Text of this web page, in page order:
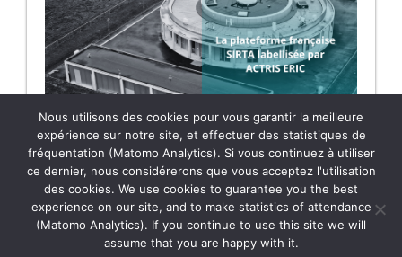
LA PLATEFORME FRANÇAISE SIRTA LABELLISÉE PAR
ACTRIS ERIC
L’ERIC ACTRIS, l’infrastructure de recherche
européenne dédiée à l’étude des aérosols, des
nuages et des gaz traces, vient d’octroyer le label
ACTRIS pour les mesures nuage par télédétection
Nous utilisons des cookies pour vous garantir la meilleure
expérience sur notre site, et effectuer des statistiques de
fréquentation (Matomo Analytics). Si vous continuez à utiliser
ce dernier, nous considérerons que vous acceptez l'utilisation
des cookies. We use cookies to guarantee you the best
experience on our site, and to make statistics of attendance
(Matomo Analytics). If you continue to use this site we will
assume that you are happy with it.